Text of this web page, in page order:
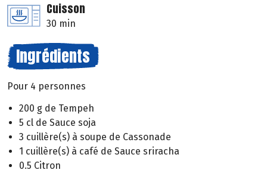
Cuisson
30 min
Ingrédients
Pour 4 personnes
200 g de Tempeh
5 cl de Sauce soja
3 cuillère(s) à soupe de Cassonade
1 cuillère(s) à café de Sauce sriracha
0.5 Citron